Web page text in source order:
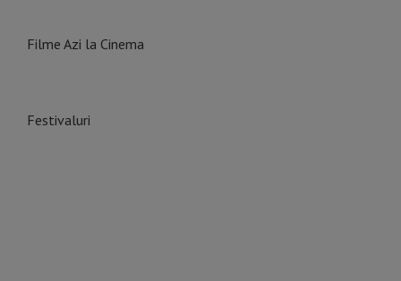
Filme Azi la Cinema
Festivaluri